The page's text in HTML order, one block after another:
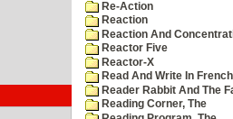
Re-Action
Reaction
Reaction And
Reactor Five
Reactor-X
Read And Write In
Reader Rabbit And The
Reading Corner, The